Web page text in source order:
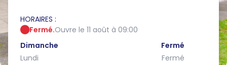
HORAIRES :
Fermé.Ouvre le 11 août à 09:00
Dimanche
Fermé
Lundi
Fermé